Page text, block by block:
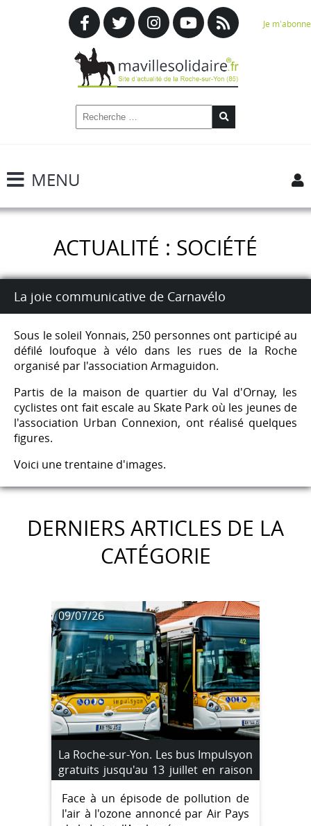
Je m'abonne
MENU
ACTUALITÉ : SOCIÉTÉ
La joie communicative de Carnavélo
Sous le soleil Yonnais, 250 personnes ont participé au
défilé loufoque à vélo dans les rues de la Roche
organisé par l'association Armaguidon.
Partis de la maison de quartier du Val d'Ornay, les
cyclistes ont fait escale au Skate Park où les jeunes de
l'association Urban Connexion, ont réalisé quelques
figures.
Voici une trentaine d'images.
DERNIERS ARTICLES DE LA
CATÉGORIE
09/07/26
La Roche-sur-Yon. Les bus Impulsyon
gratuits jusqu'au 13 juillet en raison
d'un pic de pollution à l'ozone
Face à un épisode de pollution de
l'air à l'ozone annoncé par Air Pays